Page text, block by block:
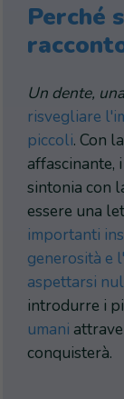
Perché
Un dente,
risvegliare
piccoli. Con
affascinante,
sintonia con
essere una
importanti
generosità e
aspettarsi
introdurre i
umani
conquisterà.